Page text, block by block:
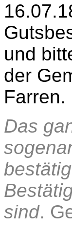
und
der
Farren.
Das
sind.